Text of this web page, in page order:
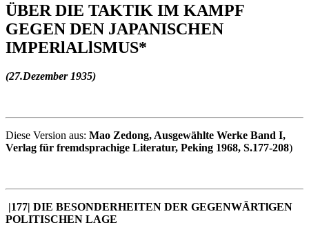
ÜBER DIE TAKTIK IM KAMPF
GEGEN DEN JAPANISCHEN
IMPERlALlSMUS*
(27.Dezember 1935)
Diese Version aus: Mao Zedong, Ausgewählte Werke Band I,
Verlag für fremdsprachige Literatur, Peking 1968, S.177-208)
|177| DIE BESONDERHEITEN DER GEGENWÄRTlGEN
POLITISCHEN LAGE